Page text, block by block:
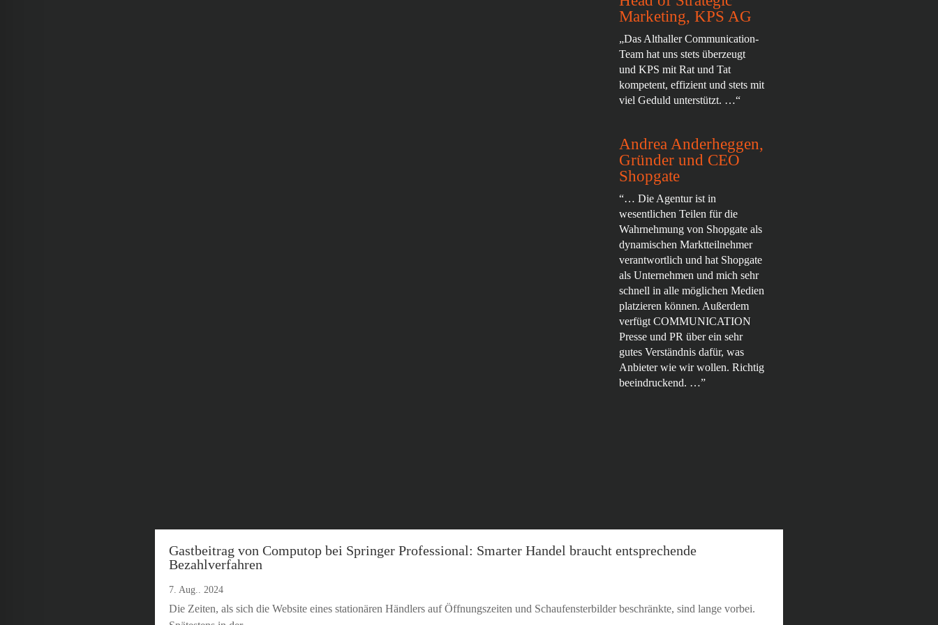
Marketing, KPS AG
„Das Althaller Communication-
Team hat uns stets überzeugt
und KPS mit Rat und Tat
kompetent, effizient und stets mit
viel Geduld unterstützt. …“
Andrea Anderheggen,
Gründer und CEO
Shopgate
“… Die Agentur ist in
wesentlichen Teilen für die
Wahrnehmung von Shopgate als
dynamischen Marktteilnehmer
verantwortlich und hat Shopgate
als Unternehmen und mich sehr
schnell in alle möglichen Medien
platzieren können. Außerdem
verfügt COMMUNICATION
Presse und PR über ein sehr
gutes Verständnis dafür, was
Anbieter wie wir wollen. Richtig
beeindruckend. …”
Gastbeitrag von Computop bei Springer Professional: Smarter Handel braucht entsprechende
Bezahlverfahren
7. Aug.. 2024
Die Zeiten, als sich die Website eines stationären Händlers auf Öffnungszeiten und Schaufensterbilder beschränkte, sind lange vorbei.